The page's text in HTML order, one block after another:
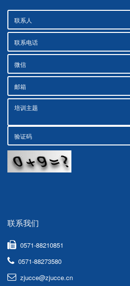
联系我们
0571-88210851
0571-88273580
zjucce@zjucce.cn